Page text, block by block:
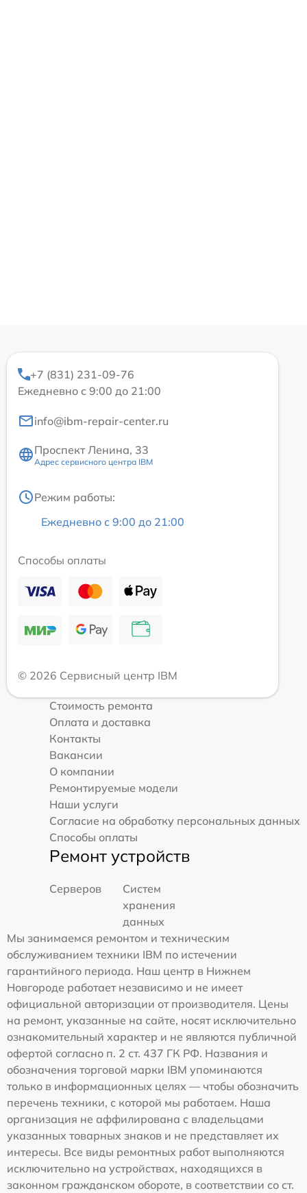
+7 (831) 231-09-76
Ежедневно с 9:00 до 21:00
info@ibm-repair-center.ru
Проспект Ленина, 33
Адрес сервисного центра IBM
Режим работы:
Ежедневно с 9:00 до 21:00
Способы оплаты
© 2026 Сервисный центр IBM
Стоимость ремонта
Оплата и доставка
Контакты
Вакансии
О компании
Ремонтируемые модели
Наши услуги
Согласие на обработку персональных данных
Способы оплаты
Ремонт устройств
Серверов
Систем
хранения
данных
Мы занимаемся ремонтом и техническим
обслуживанием техники IBM по истечении
гарантийного периода. Наш центр в Нижнем
Новгороде работает независимо и не имеет
официальной авторизации от производителя. Цены
на ремонт, указанные на сайте, носят исключительно
ознакомительный характер и не являются публичной
офертой согласно п. 2 ст. 437 ГК РФ. Названия и
обозначения торговой марки IBM упоминаются
только в информационных целях — чтобы обозначить
перечень техники, с которой мы работаем. Наша
организация не аффилирована с владельцами
указанных товарных знаков и не представляет их
интересы. Все виды ремонтных работ выполняются
исключительно на устройствах, находящихся в
законном гражданском обороте, в соответствии со ст.